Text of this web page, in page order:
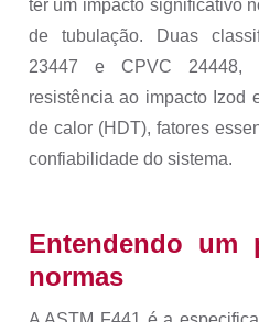
ter um impacto significativo
de tubulação. Duas
23447 e CPVC 24448,
resistência ao impacto Izod
de calor (HDT), fatores
confiabilidade do sistema.
Entendendo um
normas